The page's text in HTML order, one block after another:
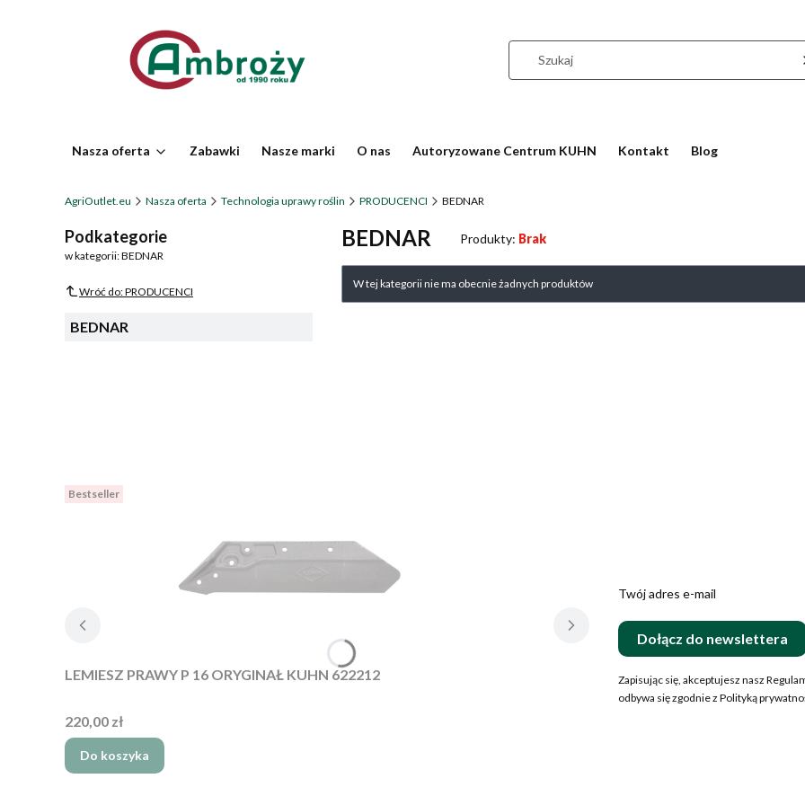
Nasza oferta Zabawki Nasze marki O nas Autoryzowane Centrum KUHN Kontakt Blog
AgriOutlet.eu Nasza oferta Technologia uprawy roślin PRODUCENCI BEDNAR
Podkategorie
w kategorii: BEDNAR
Wróć do: PRODUCENCI
BEDNAR
BEDNAR Produkty: Brak
Lista produktów
W tej kategorii nie ma obecnie żadnych produktów
Bestseller
LEMIESZ PRAWY P 16 ORYGINAŁ KUHN 622212
Cena
220,00 zł
Do koszyka
Twój adres e-mail
Dołącz do newslettera
Zapisując się, akceptujesz nasz
odbywa się zgodnie z Polityką